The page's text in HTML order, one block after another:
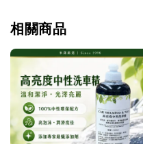
相關商品